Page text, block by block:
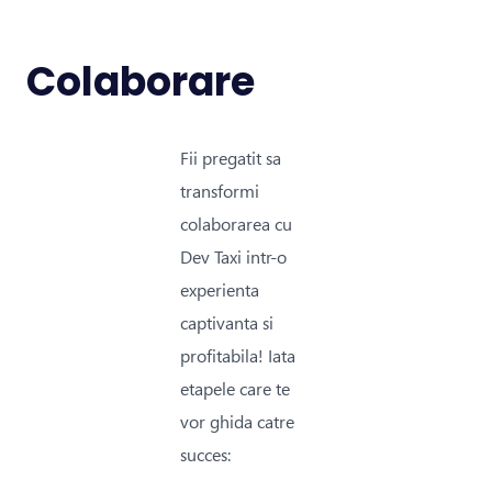
Colaborare
Fii pregatit sa
transformi
colaborarea cu
Dev Taxi intr-o
experienta
captivanta si
profitabila! Iata
etapele care te
vor ghida catre
succes: